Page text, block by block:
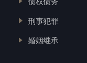
刑事犯罪
婚姻继承